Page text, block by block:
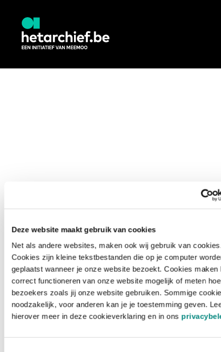
Deze website maakt gebruik van cookies
Net als andere websites, maken ook wij gebruik van
Cookies zijn kleine tekstbestanden die op je computer
geplaatst wanneer je onze website bezoekt. Cookies maken
correct functioneren van onze website mogelijk of meten hoe
bezoekers zoals jij onze website gebruiken. Sommige
noodzakelijk, voor anderen kan je je toestemming geven.
hierover meer in deze cookieverklaring en in ons